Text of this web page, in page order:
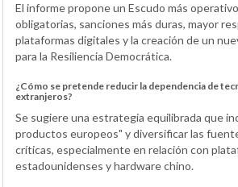
El informe propone un Escudo más
obligatorias, sanciones más duras, mayor
plataformas digitales y la creación de un
para la Resiliencia Democrática.
¿Cómo se pretende reducir la dependencia de
extranjeros?
Se sugiere una estrategia equilibrada que
productos europeos" y diversificar las
críticas, especialmente en relación con
estadounidenses y hardware chino.